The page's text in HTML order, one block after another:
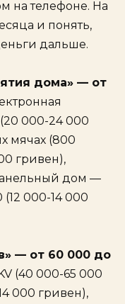
на телефоне. На
и понять,
дальше.
дома» — от
(20 000-24 000
мячах (800
гривен),
дом —
(12 000-14 000
— от 60 000 до
(40 000-65 000
000 гривен),